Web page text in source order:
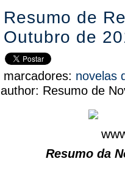
Resumo de
Outubro de
marcadores: novelas
author: Resumo de
Resumo da